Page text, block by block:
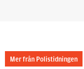
Mer från Polistidningen